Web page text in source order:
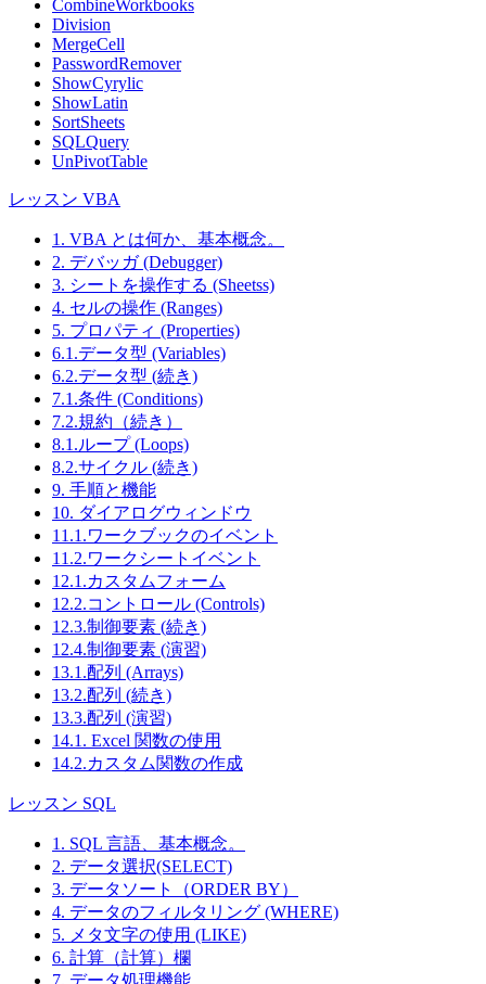
CombineWorkbooks
Division
MergeCell
PasswordRemover
ShowCyrylic
ShowLatin
SortSheets
SQLQuery
UnPivotTable
レッスン VBA
1. VBA とは何か、基本概念。
2. デバッガ (Debugger)
3. シートを操作する (Sheetss)
4. セルの操作 (Ranges)
5. プロパティ (Properties)
6.1.データ型 (Variables)
6.2.データ型 (続き)
7.1.条件 (Conditions)
7.2.規約（続き）
8.1.ループ (Loops)
8.2.サイクル (続き)
9. 手順と機能
10. ダイアログウィンドウ
11.1.ワークブックのイベント
11.2.ワークシートイベント
12.1.カスタムフォーム
12.2.コントロール (Controls)
12.3.制御要素 (続き)
12.4.制御要素 (演習)
13.1.配列 (Arrays)
13.2.配列 (続き)
13.3.配列 (演習)
14.1. Excel 関数の使用
14.2.カスタム関数の作成
レッスン SQL
1. SQL 言語、基本概念。
2. データ選択(SELECT)
3. データソート（ORDER BY）
4. データのフィルタリング (WHERE)
5. メタ文字の使用 (LIKE)
6. 計算（計算）欄
7. データ処理機能